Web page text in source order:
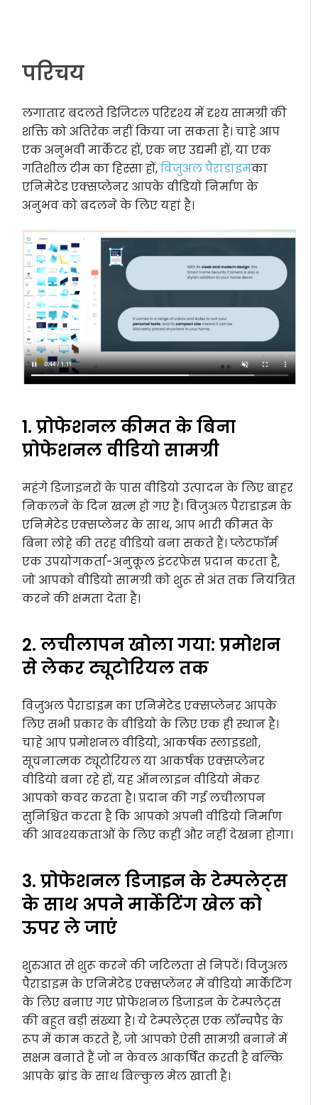
परिचय
लगातार बदलते डिजिटल परिदृश्य में दृश्य सामग्री की
शक्ति को अतिरेक नहीं किया जा सकता है। चाहे आप
एक अनुभवी मार्केटर हों, एक नए उद्यमी हों, या एक
गतिशील टीम का हिस्सा हों,विजुअल पैराडाइमका
एनिमेटेड एक्सप्लेनर आपके वीडियो निर्माण के
अनुभव को बदलने के लिए यहां है।
1. प्रोफेशनल कीमत के बिना
प्रोफेशनल वीडियो सामग्री
महंगे डिजाइनरों के पास वीडियो उत्पादन के लिए बाहर
निकलने के दिन खत्म हो गए हैं। विजुअल पैराडाइम के
एनिमेटेड एक्सप्लेनर के साथ, आप भारी कीमत के
बिना लोहे की तरह वीडियो बना सकते हैं। प्लेटफॉर्म
एक उपयोगकर्ता-अनुकूल इंटरफेस प्रदान करता है,
जो आपको वीडियो सामग्री को शुरू से अंत तक नियंत्रित
करने की क्षमता देता है।
2. लचीलापन खोला गया: प्रमोशन
से लेकर ट्यूटोरियल तक
विजुअल पैराडाइम का एनिमेटेड एक्सप्लेनर आपके
लिए सभी प्रकार के वीडियो के लिए एक ही स्थान है।
चाहे आप प्रमोशनल वीडियो, आकर्षक स्लाइडशो,
सूचनात्मक ट्यूटोरियल या आकर्षक एक्सप्लेनर
वीडियो बना रहे हों, यह ऑनलाइन वीडियो मेकर
आपको कवर करता है। प्रदान की गई लचीलापन
सुनिश्चित करता है कि आपको अपनी वीडियो निर्माण
की आवश्यकताओं के लिए कहीं और नहीं देखना होगा।
3. प्रोफेशनल डिजाइन के टेम्पलेट्स
के साथ अपने मार्केटिंग खेल को
ऊपर ले जाएं
शुरुआत से शुरू करने की जटिलता से निपटें। विजुअल
पैराडाइम के एनिमेटेड एक्सप्लेनर में वीडियो मार्केटिंग
के लिए बनाए गए प्रोफेशनल डिजाइन के टेम्पलेट्स
की बहुत बड़ी संख्या है। ये टेम्पलेट्स एक लॉन्चपैड के
रूप में काम करते हैं, जो आपको ऐसी सामग्री बनाने में
सक्षम बनाते हैं जो न केवल आकर्षित करती है बल्कि
आपके ब्रांड के साथ बिल्कुल मेल खाती है।